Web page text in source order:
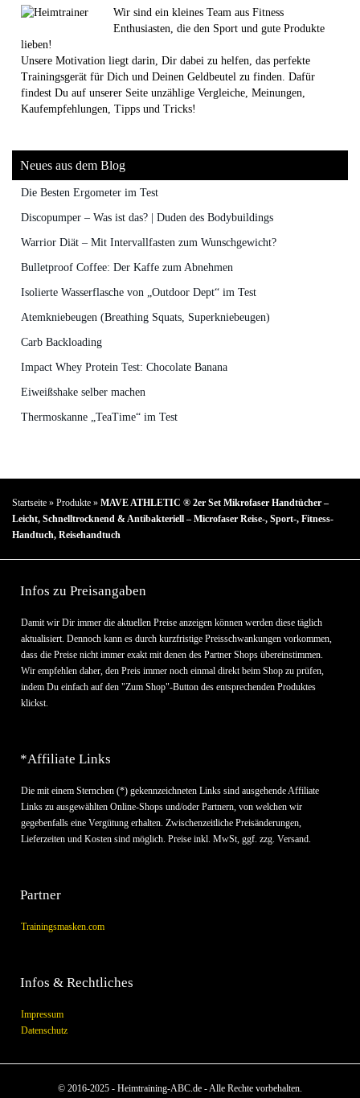
Wir sind ein kleines Team aus Fitness
Enthusiasten, die den Sport und gute Produkte
lieben!
Unsere Motivation liegt darin, Dir dabei zu helfen, das perfekte
Trainingsgerät für Dich und Deinen Geldbeutel zu finden. Dafür
findest Du auf unserer Seite unzählige Vergleiche, Meinungen,
Kaufempfehlungen, Tipps und Tricks!
Neues aus dem Blog
Die Besten Ergometer im Test
Discopumper – Was ist das? | Duden des Bodybuildings
Warrior Diät – Mit Intervallfasten zum Wunschgewicht?
Bulletproof Coffee: Der Kaffe zum Abnehmen
Isolierte Wasserflasche von „Outdoor Dept“ im Test
Atemkniebeugen (Breathing Squats, Superkniebeugen)
Carb Backloading
Impact Whey Protein Test: Chocolate Banana
Eiweißshake selber machen
Thermoskanne „TeaTime“ im Test
Startseite » Produkte » MAVE ATHLETIC ® 2er Set Mikrofaser Handtücher –
Leicht, Schnelltrocknend & Antibakteriell – Microfaser Reise-, Sport-, Fitness-
Handtuch, Reisehandtuch
Infos zu Preisangaben
Damit wir Dir immer die aktuellen Preise anzeigen können werden diese täglich
aktualisiert. Dennoch kann es durch kurzfristige Preisschwankungen vorkommen,
dass die Preise nicht immer exakt mit denen des Partner Shops übereinstimmen.
Wir empfehlen daher, den Preis immer noch einmal direkt beim Shop zu prüfen,
indem Du einfach auf den "Zum Shop"-Button des entsprechenden Produktes
klickst.
*Affiliate Links
Die mit einem Sternchen (*) gekennzeichneten Links sind ausgehende Affiliate
Links zu ausgewählten Online-Shops und/oder Partnern, von welchen wir
gegebenfalls eine Vergütung erhalten. Zwischenzeitliche Preisänderungen,
Lieferzeiten und Kosten sind möglich. Preise inkl. MwSt, ggf. zzg. Versand.
Partner
Trainingsmasken.com
Infos & Rechtliches
Impressum
Datenschutz
© 2016-2025 - Heimtraining-ABC.de - Alle Rechte vorbehalten.